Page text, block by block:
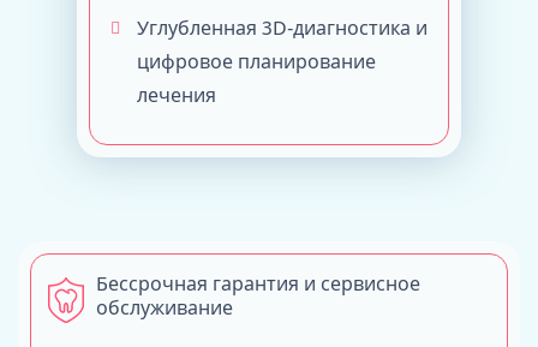
Углубленная 3D-диагностика и
цифровое планирование
лечения
Бессрочная гарантия и сервисное
обслуживание